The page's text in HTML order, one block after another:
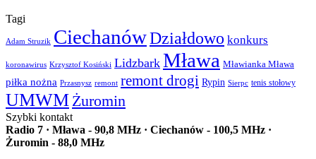
Tagi
Adam Struzik CiechanówDziałdowo konkurs
koronawirus Krzysztof Kosiński Lidzbark Mława Mławianka Mława
piłka nożna Przasnysz remont remont drogi Rypin Sierpc tenis stołowy
UMWM Żuromin
Szybki kontakt
Radio 7 · Mława - 90,8 MHz · Ciechanów - 100,5 MHz ·
Żuromin - 88,0 MHz